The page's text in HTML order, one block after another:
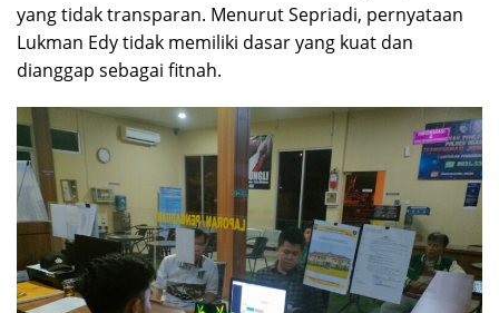
yang tidak transparan. Menurut Sepriadi, pernyataan
Lukman Edy tidak memiliki dasar yang kuat dan
dianggap sebagai fitnah.